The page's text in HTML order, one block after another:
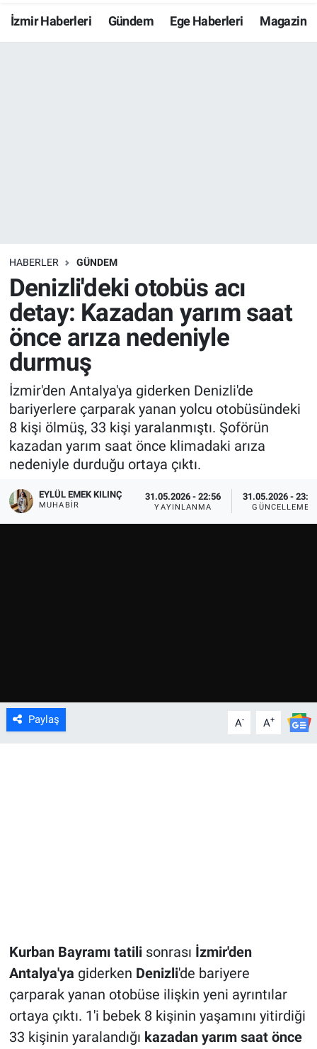
İzmir Haberleri Gündem Ege Haberleri Magazin
HABERLER GÜNDEM
Denizli'deki otobüs acı
detay: Kazadan yarım saat
önce arıza nedeniyle
durmuş
İzmir'den Antalya'ya giderken Denizli'de
bariyerlere çarparak yanan yolcu otobüsündeki
8 kişi ölmüş, 33 kişi yaralanmıştı. Şoförün
kazadan yarım saat önce klimadaki arıza
nedeniyle durduğu ortaya çıktı.
EYLÜL EMEK KILINÇ
MUHABIR
31.05.2026 - 22:56
YAYINLANMA
31.05.2026 -
GÜNCELLEME
Paylaş A- A+
Kurban Bayramı tatili sonrası İzmir'den
Antalya'ya giderken Denizli'de bariyere
çarparak yanan otobüse ilişkin yeni ayrıntılar
ortaya çıktı. 1'i bebek 8 kişinin yaşamını yitirdiği
33 kişinin yaralandığı kazadan yarım saat önce
Resmi İlanlar